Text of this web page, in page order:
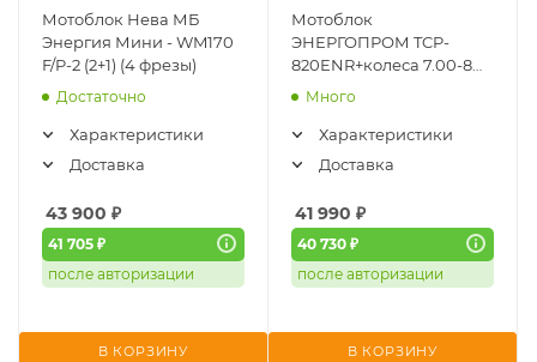
Мотоблок Нева МБ
Энергия Мини - WM170
F/P-2 (2+1) (4 фрезы)
Достаточно
Характеристики
Доставка
43 900 ₽
41 705 ₽
после авторизации
В КОРЗИНУ
Мотоблок
ЭНЕРГОПРОМ TCP-
820ENR+колеса 7.00-8
19" Экстрим
Много
Характеристики
Доставка
41 990 ₽
40 730 ₽
после авторизации
В КОРЗИНУ